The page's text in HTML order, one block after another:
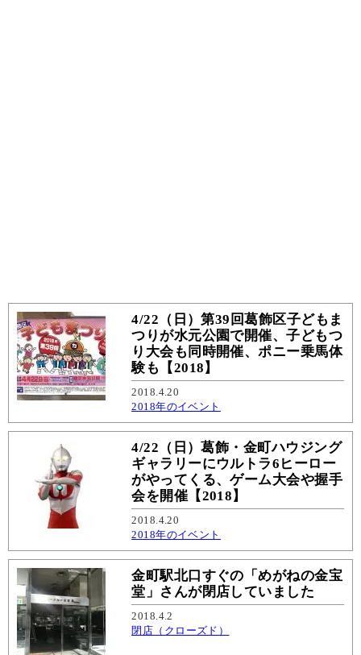
4/22（日）第39回葛飾区子どもま
つりが水元公園で開催、子どもつ
り大会も同時開催、ポニー乗馬体
験も【2018】
2018.4.20
2018年のイベント
4/22（日）葛飾・金町ハウジング
ギャラリーにウルトラ6ヒーロー
がやってくる、ゲーム大会や握手
会を開催【2018】
2018.4.20
2018年のイベント
金町駅北口すぐの「めがねの金宝
堂」さんが閉店していました
2018.4.2
閉店（クローズド）